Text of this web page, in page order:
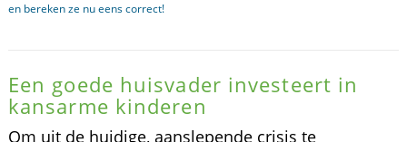
en bereken ze nu eens correct!
Een goede huisvader investeert in
kansarme kinderen
Om uit de huidige, aanslepende crisis te